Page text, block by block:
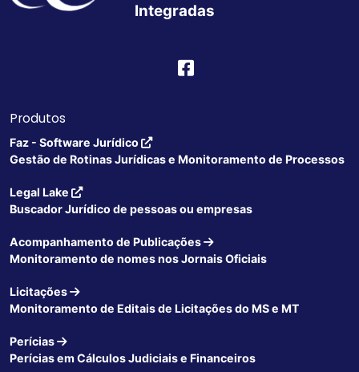
Integradas
Produtos
Faz - Software Jurídico
Gestão de Rotinas Jurídicas e Monitoramento de Processos
Legal Lake
Buscador Jurídico de pessoas ou empresas
Acompanhamento de Publicações
Monitoramento de nomes nos Jornais Oficiais
Licitações
Monitoramento de Editais de Licitações do MS e MT
Perícias
Perícias em Cálculos Judiciais e Financeiros